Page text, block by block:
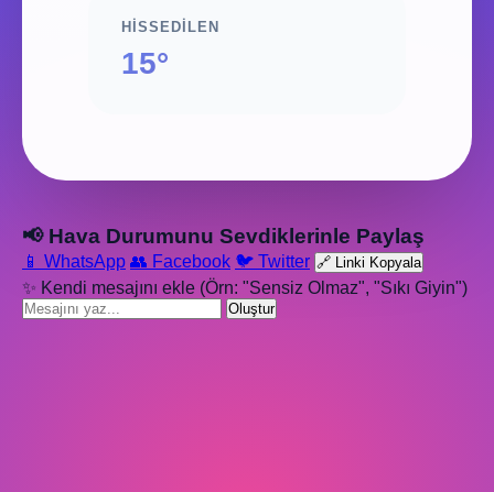
HISSEDILEN
15°
📢 Hava Durumunu Sevdiklerinle Paylaş
📱 WhatsApp 👥 Facebook 🐦 Twitter 🔗 Linki Kopyala
✨ Kendi mesajını ekle (Örn: "Sensiz Olmaz", "Sıkı Giyin")
Oluştur